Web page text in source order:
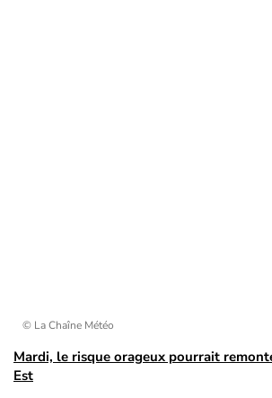
© La Chaîne Météo
Mardi, le risque orageux pourrait
Est